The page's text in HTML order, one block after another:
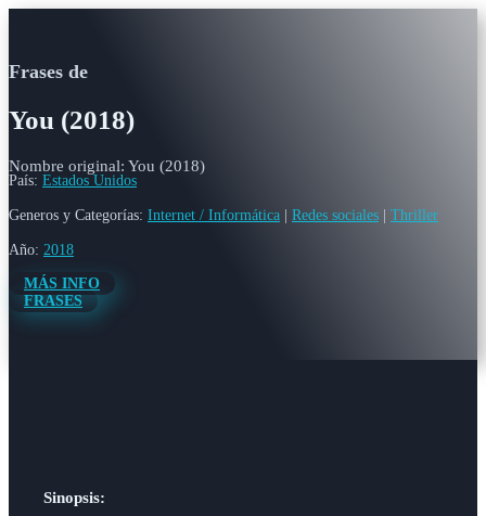
Frases de
You (2018)
Nombre original: You (2018)
País: Estados Unidos
Generos y Categorías: Internet / Informática Redes sociales Thriller
Año: 2018
MÁS INFO
FRASES
Sinopsis: